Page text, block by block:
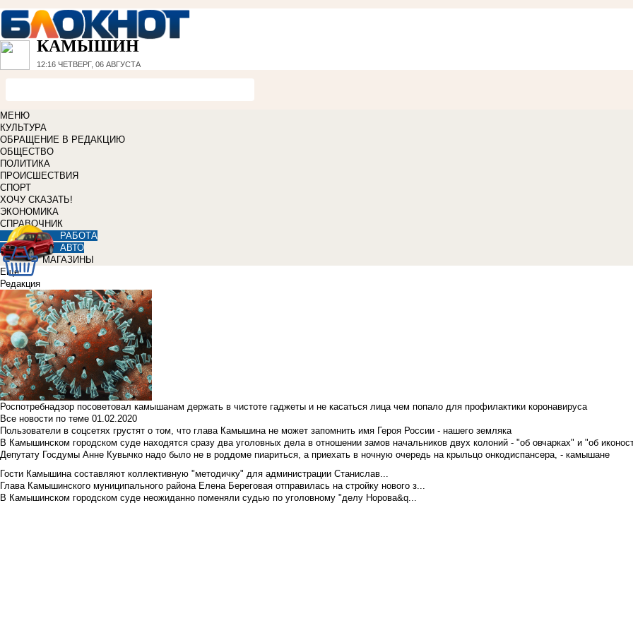
КАМЫШИН
12:16 ЧЕТВЕРГ, 06 АВГУСТА
МЕНЮ
КУЛЬТУРА
ОБРАЩЕНИЕ В РЕДАКЦИЮ
ОБЩЕСТВО
ПОЛИТИКА
ПРОИСШЕСТВИЯ
СПОРТ
ХОЧУ СКАЗАТЬ!
ЭКОНОМИКА
СПРАВОЧНИК
РАБОТА
АВТО
МАГАЗИНЫ
Еще
Редакция
Роспотребнадзор посоветовал камышанам держать в чистоте гаджеты и не касаться лица чем попало для профилактики коронавируса
Все новости по теме 01.02.2020
Пользователи в соцсетях грустят о том, что глава Камышина не может запомнить имя Героя России - нашего земляка
В Камышинском городском суде находятся сразу два уголовных дела в отношении замов начальников двух колоний - "об овчарках" и "об
Депутату Госдумы Анне Кувычко надо было не в роддоме пиариться, а приехать в ночную очередь на крыльцо онкодиспансера, - камышане
Гости Камышина составляют коллективную "методичку" для администрации Станислав...
Глава Камышинского муниципального района Елена Береговая отправилась на стройку нового з...
В Камышинском городском суде неожиданно поменяли судью по уголовному "делу Норова&q...